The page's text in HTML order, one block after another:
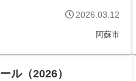
2026.03.12
阿蘇市
ル（2026）